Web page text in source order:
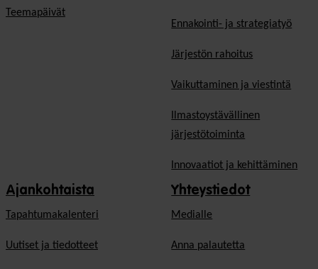
Teemapäivät
Ennakointi- ja strategiatyö
Järjestön rahoitus
Vaikuttaminen ja viestintä
Ilmastoystävällinen
järjestötoiminta
Innovaatiot ja kehittäminen
Ajankohtaista
Tapahtumakalenteri
Uutiset ja tiedotteet
Yhteystiedot
Medialle
Anna palautetta